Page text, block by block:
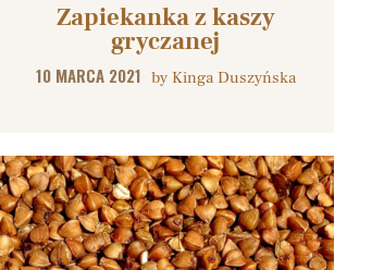
Zapiekanka z kaszy
gryczanej
10 MARCA 2021 by Kinga Duszyńska